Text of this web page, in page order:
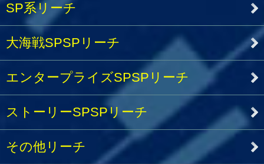
SP系リーチ
大海戦SPSPリーチ
エンタープライズSPSPリーチ
ストーリーSPSPリーチ
その他リーチ